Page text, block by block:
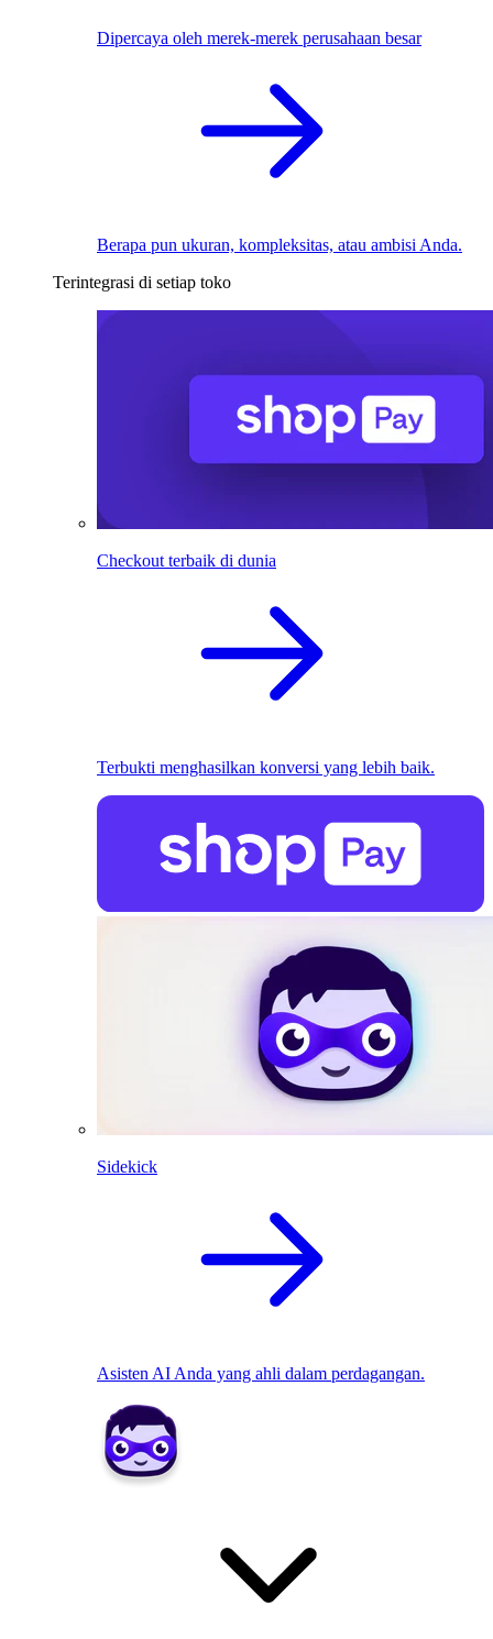
Dipercaya oleh merek-merek perusahaan besar
Berapa pun ukuran, kompleksitas, atau ambisi Anda.
Terintegrasi di setiap toko
Checkout terbaik di dunia
Terbukti menghasilkan konversi yang lebih baik.
Sidekick
Asisten AI Anda yang ahli dalam perdagangan.